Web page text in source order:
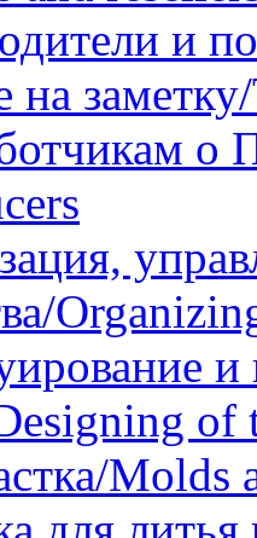
и
о
и
of
Molds